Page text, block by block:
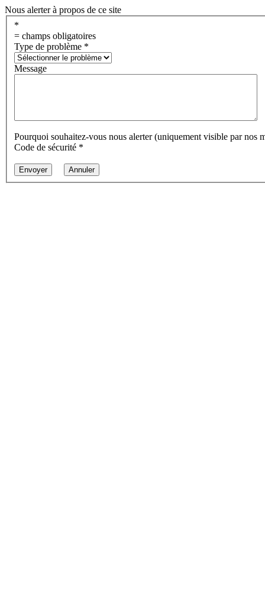
Nous alerter à propos de ce site
*
= champs obligatoires
Type de problème *
Message
Pourquoi souhaitez-vous nous alerter (uniquement visible par nos
Code de sécurité *